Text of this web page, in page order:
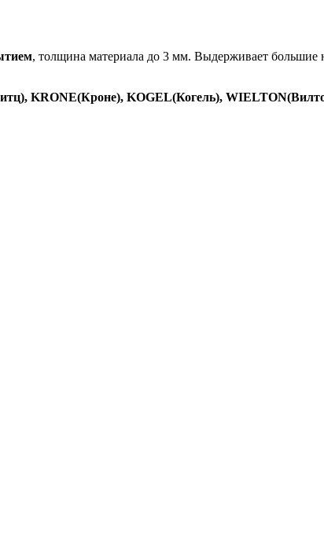
, толщина материала до 3 мм. Выдерживает большие
KRONE(Кроне), KOGEL(Когель),